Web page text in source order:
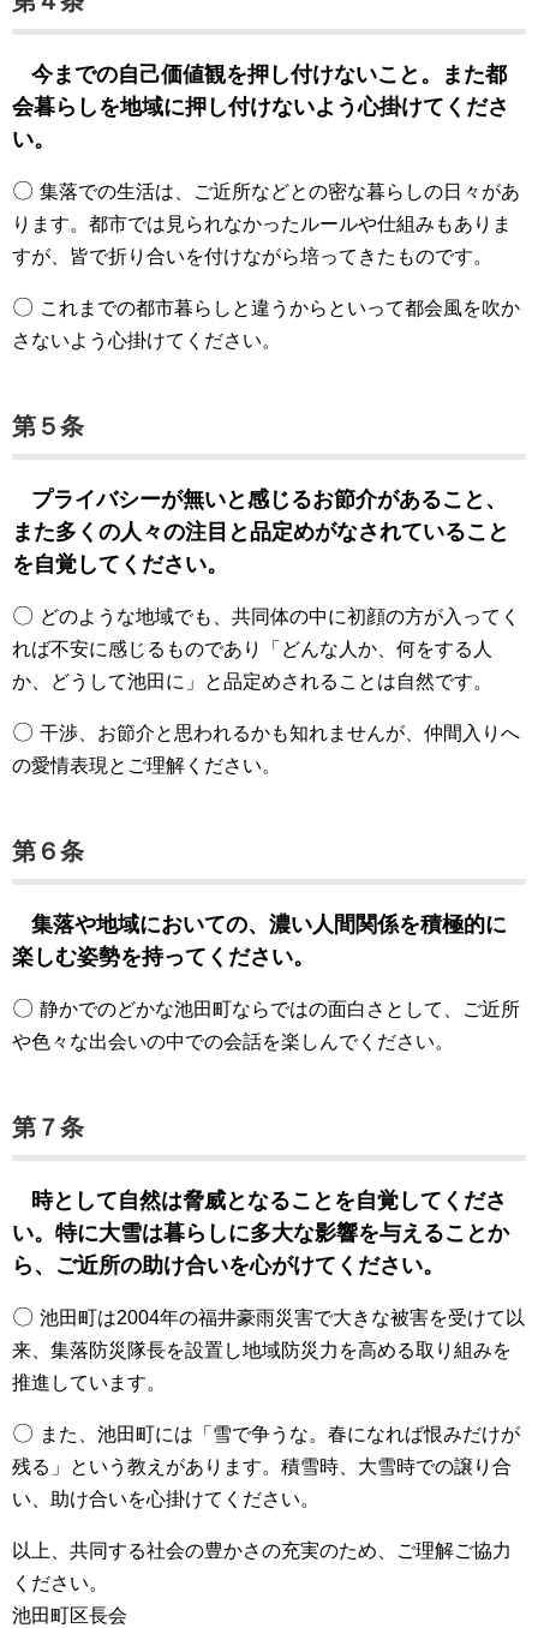
今までの自己価値観を押し付けないこと。また都
会暮らしを地域に押し付けないよう心掛けてくださ
い。
〇 集落での生活は、ご近所などとの密な暮らしの日々があ
ります。都市では見られなかったルールや仕組みもありま
すが、皆で折り合いを付けながら培ってきたものです。
〇 これまでの都市暮らしと違うからといって都会風を吹か
さないよう心掛けてください。
第５条
プライバシーが無いと感じるお節介があること、
また多くの人々の注目と品定めがなされていること
を自覚してください。
〇 どのような地域でも、共同体の中に初顔の方が入ってく
れば不安に感じるものであり「どんな人か、何をする人
か、どうして池田に」と品定めされることは自然です。
〇 干渉、お節介と思われるかも知れませんが、仲間入りへ
の愛情表現とご理解ください。
第６条
集落や地域においての、濃い人間関係を積極的に
楽しむ姿勢を持ってください。
〇 静かでのどかな池田町ならではの面白さとして、ご近所
や色々な出会いの中での会話を楽しんでください。
第７条
時として自然は脅威となることを自覚してくださ
い。特に大雪は暮らしに多大な影響を与えることか
ら、ご近所の助け合いを心がけてください。
〇 池田町は2004年の福井豪雨災害で大きな被害を受けて以
来、集落防災隊長を設置し地域防災力を高める取り組みを
推進しています。
〇 また、池田町には「雪で争うな。春になれば恨みだけが
残る」という教えがあります。積雪時、大雪時での譲り合
い、助け合いを心掛けてください。
以上、共同する社会の豊かさの充実のため、ご理解ご協力
ください。
池田町区長会